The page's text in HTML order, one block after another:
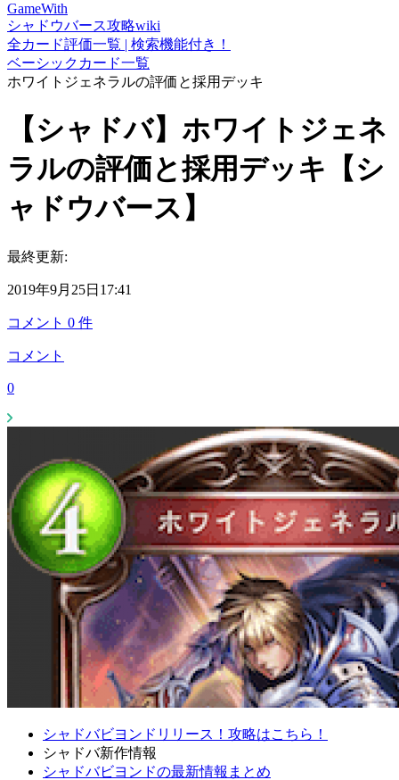
GameWith
シャドウバース攻略wiki
全カード評価一覧 | 検索機能付き！
ベーシックカード一覧
ホワイトジェネラルの評価と採用デッキ
【シャドバ】ホワイトジェネ
ラルの評価と採用デッキ【シ
ャドウバース】
最終更新:
2019年9月25日17:41
コメント 0 件
コメント
0
シャドバビヨンドリリース！攻略はこちら！
シャドバ新作情報
シャドバビヨンドの最新情報まとめ